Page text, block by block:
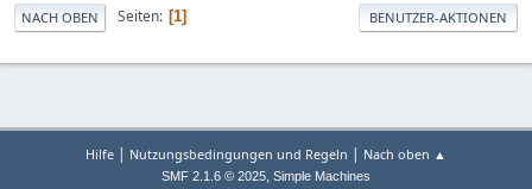
NACH OBEN Seiten 1 BENUTZER-AKTIONEN
Hilfe | Nutzungsbedingungen und Regeln | Nach oben ▲
SMF 2.1.6 © 2025, Simple Machines